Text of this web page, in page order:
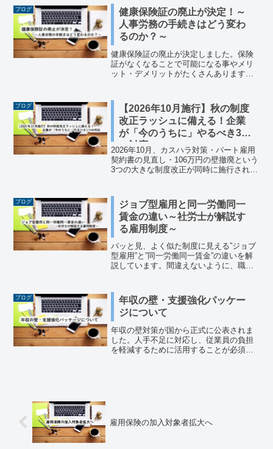
け、飲み会のメリットを十分に活用でき
るようにしましょう。
ブログ
健康保険証の廃止が決定！～
人事労務の手続きはどう変わ
るのか？～
健康保険証の廃止が決定しました。保険
証がなくなることで可能になる事やメリ
ット・デメリットがたくさんあります。
ます。
ブログ
【2026年10月施行】秋の制度
改正ラッシュに備える！企業
が「今のうちに」やるべき3つ
の対応
2026年10月、カスハラ対策・パート雇用
契約書の見直し・106万円の壁撤廃という
3つの大きな制度改正が同時に施行されま
ブログ
ジョブ型雇用と同一労働同一
賃金の違い～社労士が解説す
る雇用制度～
パッと見、よく似た制度に見える”ジョブ
型雇用”と”同一労働同一賃金”の違いを解
説しています。間違えないように、職場
しています。参考にしてみてください。
ブログ
年収の壁・支援強化パッケー
ジについて
年収の壁対策が国から正式に公表されま
した。人手不足に対応し、従業員の負担
を軽減するために活用することが必須と
雇用保険の加入対象者拡大へ